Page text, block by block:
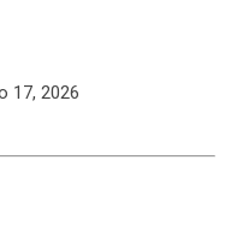
17, 2026